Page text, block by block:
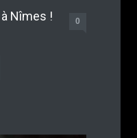
Nîmes !
0